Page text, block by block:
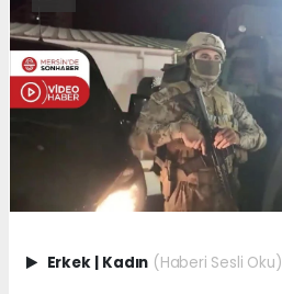
Erkek | Kadın (Haberi Sesli Oku)